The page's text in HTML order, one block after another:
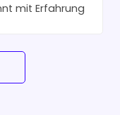
mit Erfahrung